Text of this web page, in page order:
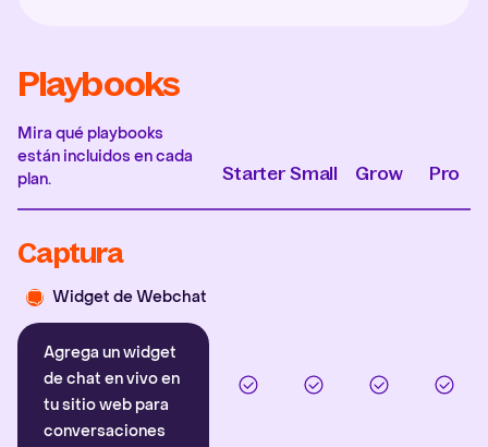
Playbooks
Mira qué playbooks
están incluidos en cada
plan.
Starter Small Grow Pro
Captura
Widget de Webchat
Agrega un widget
de chat en vivo en
tu sitio web para
conversaciones